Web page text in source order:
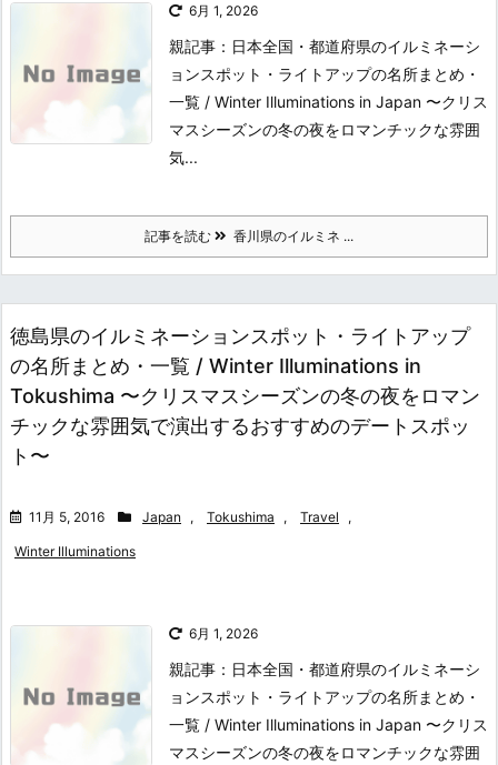
6月 1, 2026
親記事：日本全国・都道府県のイルミネーシ
ョンスポット・ライトアップの名所まとめ・
一覧 / Winter Illuminations in Japan 〜クリス
マスシーズンの冬の夜をロマンチックな雰囲
気...
記事を読む 香川県のイルミネ ...
徳島県のイルミネーションスポット・ライトアップ
の名所まとめ・一覧 / Winter Illuminations in
Tokushima 〜クリスマスシーズンの冬の夜をロマン
チックな雰囲気で演出するおすすめのデートスポッ
ト〜
11月 5, 2016 Japan , Tokushima , Travel ,
Winter Illuminations
6月 1, 2026
親記事：日本全国・都道府県のイルミネーシ
ョンスポット・ライトアップの名所まとめ・
一覧 / Winter Illuminations in Japan 〜クリス
マスシーズンの冬の夜をロマンチックな雰囲